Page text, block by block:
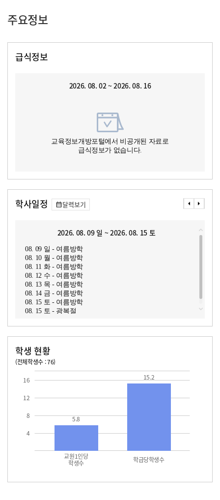
주요정보
급식정보
2026. 08. 02 ~ 2026. 08. 16
교육정보개방포털에서 비공개된 자료로
급식정보가 없습니다.
학사일정 달력보기
2026. 08. 09 일 ~ 2026. 08. 15 토
08. 09 일 - 여름방학
08. 10 월 - 여름방학
08. 11 화 - 여름방학
08. 12 수 - 여름방학
08. 13 목 - 여름방학
08. 14 금 - 여름방학
08. 15 토 - 여름방학
08. 15 토 - 광복절
학생 현황
(전체학생수 : 76)
4
8
12
16
교원1인당
학생수 학급당학생수
5.8
15.2